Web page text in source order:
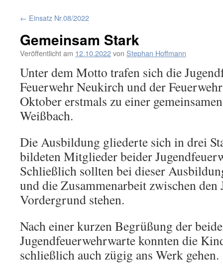
← Einsatz Nr.08/2022
Gemeinsam Stark
Veröffentlicht am 12.10.2022von Stephan Hoffmann
Unter dem Motto trafen sich die
Feuerwehr Neukirch und der
Oktober erstmals zu einer
Weißbach.
Die Ausbildung gliederte sich in drei
bildeten Mitglieder beider
Schließlich sollten bei dieser
und die Zusammenarbeit zwischen
Vordergrund stehen.
Nach einer kurzen Begrüßung der
Jugendfeuerwehrwarte konnten die
schließlich auch zügig ans Werk gehen.